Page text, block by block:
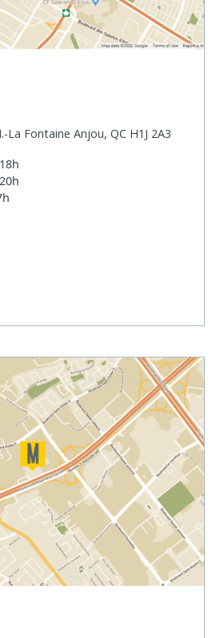
La Fontaine Anjou, QC H1J 2A3